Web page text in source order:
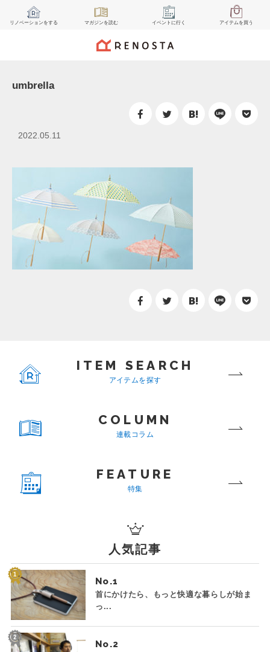
リノベーションをする マガジンを読む イベント に行く アイテムを買う
umbrella
2022.05.11
ITEM SEARCH
アイテムを探す
COLUMN
連載コラム
FEATURE
特集
人気記事
No.
首にかけたら、もっと快適な暮らしが始ま
っ...
No.